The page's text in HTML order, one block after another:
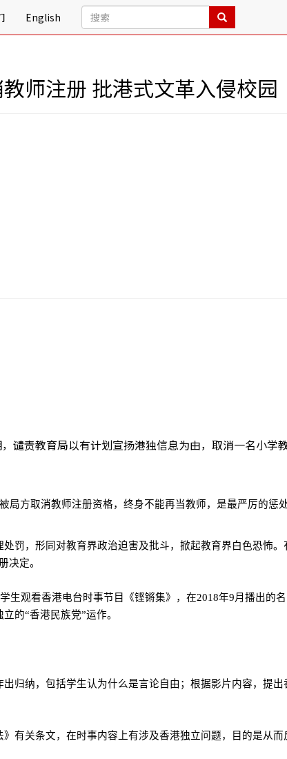
English
师注册 批港式文革入侵校园
责教育局以有计划宣扬港独信息为由，取消一名小学
方取消教师注册资格，终身不能再当教师，是最严厉的惩
罚，形同对教育界政治迫害及批斗，掀起教育界白色恐怖
决定。
生观看香港电台时事节目《铿锵集》，在2018年9月播出的
的“香港民族党”运作。
归纳，包括学生认为什么是言论自由；根据影片内容，提
有关条文，在时事内容上有涉及香港独立问题，目的是从